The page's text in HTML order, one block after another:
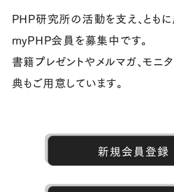
PHP研究所の活動を支え、ともに
myPHP会員を募集中です。
書籍プレゼントやメルマガ、モニ
典もご用意しています。
新規会員登録